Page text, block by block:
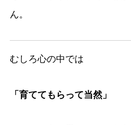
ん。
むしろ心の中では
「育ててもらって当然」